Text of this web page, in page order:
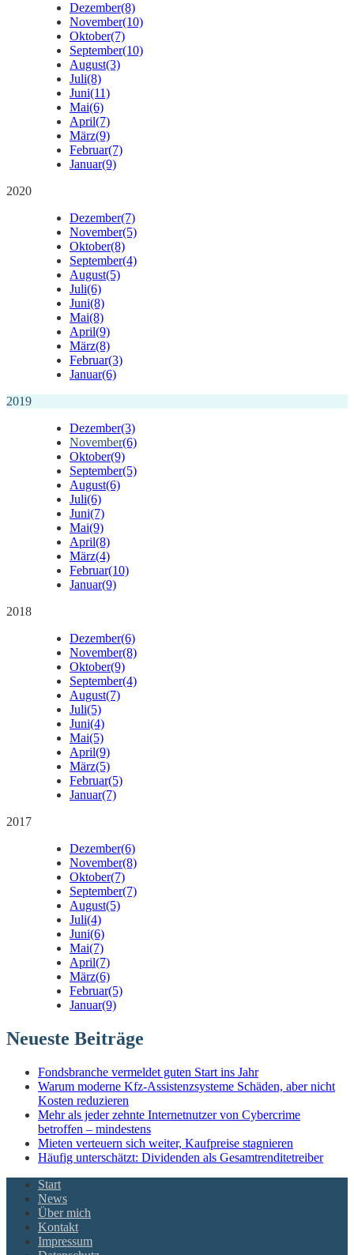
Dezember(8)
November(10)
Oktober(7)
September(10)
August(3)
Juli(8)
Juni(11)
Mai(6)
April(7)
März(9)
Februar(7)
Januar(9)
2020
Dezember(7)
November(5)
Oktober(8)
September(4)
August(5)
Juli(6)
Juni(8)
Mai(8)
April(9)
März(8)
Februar(3)
Januar(6)
2019
Dezember(3)
November(6)
Oktober(9)
September(5)
August(6)
Juli(6)
Juni(7)
Mai(9)
April(8)
März(4)
Februar(10)
Januar(9)
2018
Dezember(6)
November(8)
Oktober(9)
September(4)
August(7)
Juli(5)
Juni(4)
Mai(5)
April(9)
März(5)
Februar(5)
Januar(7)
2017
Dezember(6)
November(8)
Oktober(7)
September(7)
August(5)
Juli(4)
Juni(6)
Mai(7)
April(7)
März(6)
Februar(5)
Januar(9)
Neueste Beiträge
Fondsbranche vermeldet guten Start ins Jahr
Warum moderne Kfz-Assistenzsysteme Schäden, aber nicht
Kosten reduzieren
Mehr als jeder zehnte Internetnutzer von Cybercrime
betroffen – mindestens
Mieten verteuern sich weiter, Kaufpreise stagnieren
Häufig unterschätzt: Dividenden als Gesamtrenditetreiber
Start
News
Über mich
Kontakt
Impressum